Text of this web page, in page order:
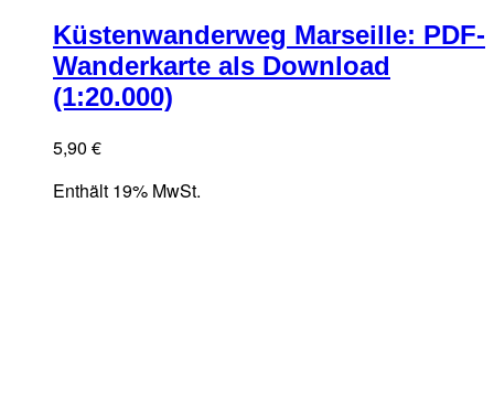
Küstenwanderweg Marseille: PDF-
Wanderkarte als Download
(1:20.000)
5,90 €
Enthält 19% MwSt.